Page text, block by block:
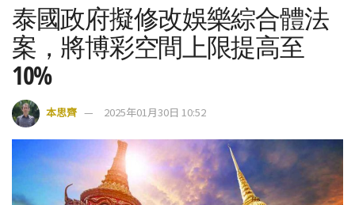
泰國政府擬修改娛樂綜合體法
案，將博彩空間上限提高至
10%
本思齊 2025年01月30日 10:52